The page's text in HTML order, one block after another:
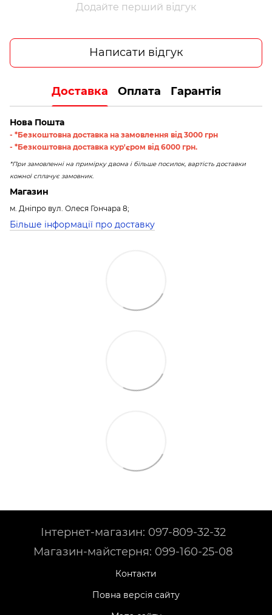
Додайте перший відгук
Написати відгук
Доставка Оплата Гарантія
Нова Пошта
- *Безкоштовна доставка на замовлення від 3000 грн
- *Безкоштовна доставка кур'єром від 6000 грн.
*При замовленні на примірку двома і більше посилок, вартість доставки
кожної сплачує замовник.
Магазин
м. Дніпро вул. Олеся Гончара 8;
Більше інформації про доставку
Інтернет-магазин: 097-809-32-32
Магазин-майстерня: 099-160-25-08
Контакти
Повна версія сайту